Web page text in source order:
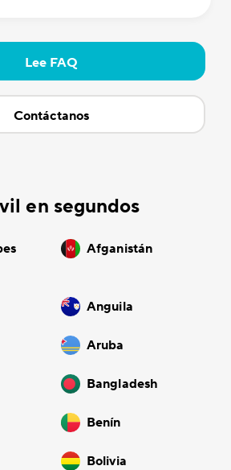
Lee FAQ
Contáctanos
en segundos
Afganistán
Anguila
Aruba
Bangladesh
Benín
Bolivia